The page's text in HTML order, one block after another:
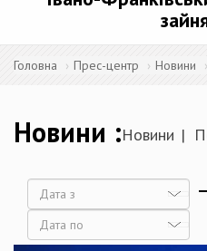
Головна Прес-центр Новини
Новини Новини
Дата
Дата